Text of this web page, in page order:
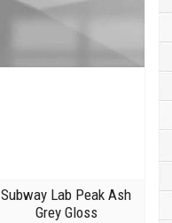
Subway Lab Peak Ash
Grey Gloss